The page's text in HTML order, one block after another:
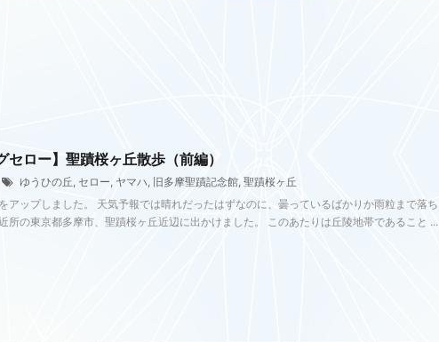
セロー】聖蹟桜ヶ丘散歩（前編）
ゆうひの丘, セロー, ヤマハ, 旧多摩聖蹟記念館, 聖蹟桜ヶ丘
アップしました。 天気予報では晴れだったはずなのに、曇っているばかりか雨粒まで落ち
所の東京都多摩市、聖蹟桜ヶ丘近辺に出かけました。 このあたりは丘陵地帯であること ...